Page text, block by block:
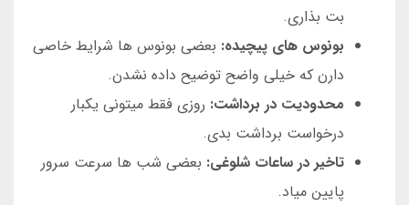
بت بذاری.
بونوس های پیچیده: بعضی بونوس ها شرایط خاصی
دارن که خیلی واضح توضیح داده نشدن.
محدودیت در برداشت: روزی فقط میتونی یکبار
درخواست برداشت بدی.
تاخیر در ساعات شلوغی: بعضی شب ها سرعت سرور
پایین میاد.